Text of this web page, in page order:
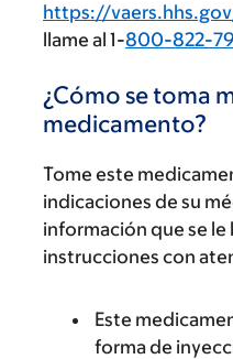
https://
llame al 1-800-822-
¿Cómo se toma
medicamento?
Tome este
indicaciones de su
información que se le
instrucciones con
Este
forma de